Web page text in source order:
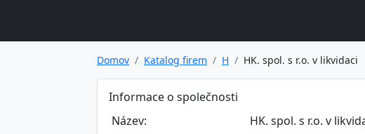
Domov Katalog firem H HK. spol. s r.o. v likvidaci
Informace o společnosti
Název:
HK. spol. s r.o. v